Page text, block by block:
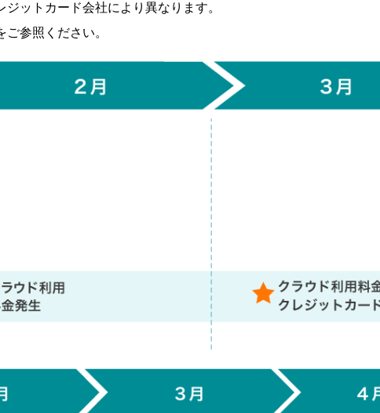
ットカード会社により異なります。
参照ください。